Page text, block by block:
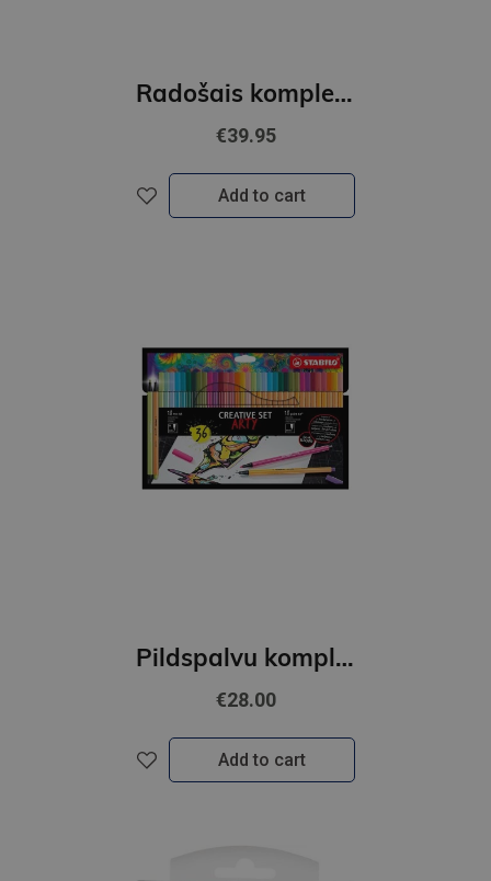
Radošais komplekts STABILO Creative Set ARTY| 36 piederumi
€39.95
Add to cart
Pildspalvu komplekts STABILO Pen 68 & Point 88 ARTY | 36 krāsas
€28.00
Add to cart